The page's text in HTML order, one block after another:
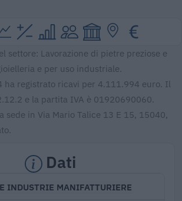
settore: Lavorazione di pietre preziose e
e per uso industriale.
ha registrato ricavi per 4.111.994 euro. Il
e la partita IVA è 01920690060.
sede in Via Mario Talice 13 E 15, 15040,
Dati
INDUSTRIE MANIFATTURIERE